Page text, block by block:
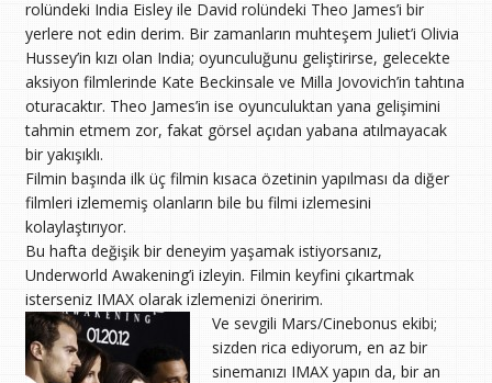
rolündeki India Eisley ile David rolündeki Theo James’i bir
yerlere not edin derim. Bir zamanların muhteşem Juliet’i Olivia
Hussey’in kızı olan India; oyunculuğunu geliştirirse, gelecekte
aksiyon filmlerinde Kate Beckinsale ve Milla Jovovich’in tahtına
oturacaktır. Theo James’in ise oyunculuktan yana gelişimini
tahmin etmem zor, fakat görsel açıdan yabana atılmayacak
bir yakışıklı.
Filmin başında ilk üç filmin kısaca özetinin yapılması da diğer
filmleri izlememiş olanların bile bu filmi izlemesini
kolaylaştırıyor.
Bu hafta değişik bir deneyim yaşamak istiyorsanız,
Underworld Awakening’i izleyin. Filmin keyfini çıkartmak
isterseniz IMAX olarak izlemenizi öneririm.
Ve sevgili Mars/Cinebonus ekibi;
sizden rica ediyorum, en az bir
sinemanızı IMAX yapın da, bir an